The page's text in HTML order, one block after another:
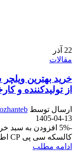
22 آذر
مقالات
خرید بهترین
از تولیدکننده و
ارسال توسط
1405-04-13
-5% افزودن به
کالسکه سی پی CP اطفال...
ادامه مطلب